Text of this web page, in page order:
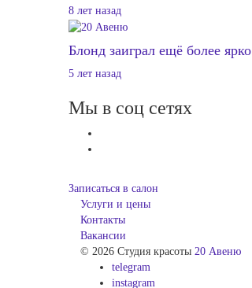
8 лет назад
Блонд заиграл ещё более ярко
5 лет назад
Мы в соц сетях
Записаться в салон
Услуги и цены
Контакты
Вакансии
© 2026 Студия красоты 20 Авеню
telegram
instagram